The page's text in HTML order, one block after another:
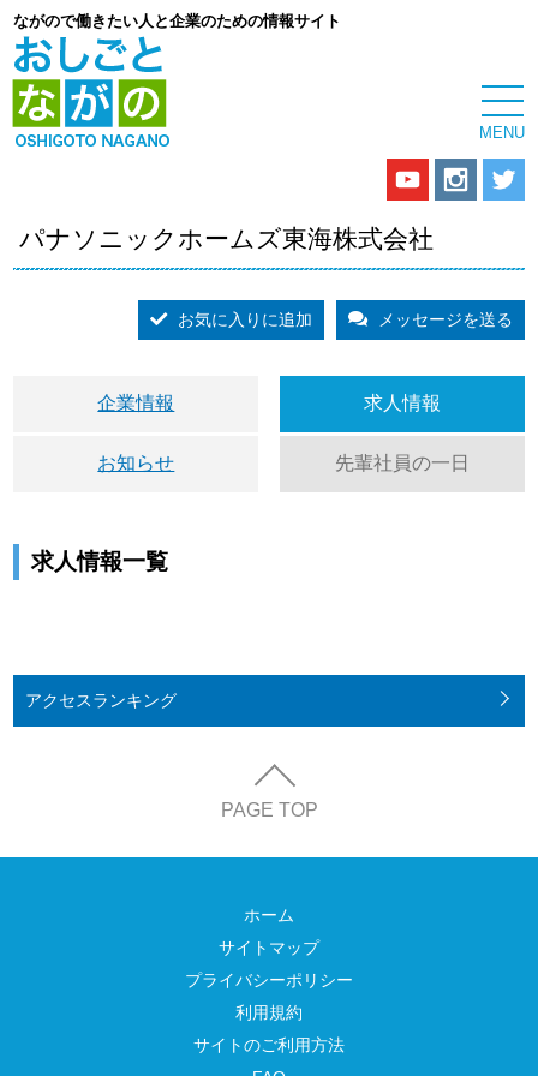
ながので働きたい人と企業のための情報サイト
パナソニックホームズ東海株式会社
お気に入りに追加 メッセージを送る
企業情報 求人情報
お知らせ 先輩社員の一日
求人情報一覧
アクセスランキング
PAGE TOP
ホーム
サイトマップ
プライバシーポリシー
利用規約
サイトのご利用方法